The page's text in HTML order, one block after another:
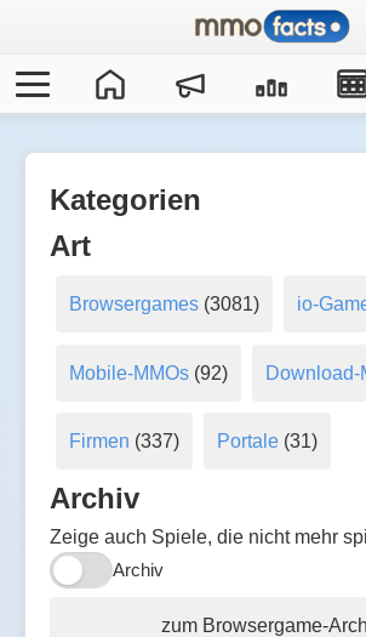
Kategorien
Art
Browsergames(3081) io-
Mobile-MMOs(92) Download-
Firmen (337) Portale (31)
Archiv
Zeige auch Spiele, die nicht mehr
Archiv
zum Browsergame-